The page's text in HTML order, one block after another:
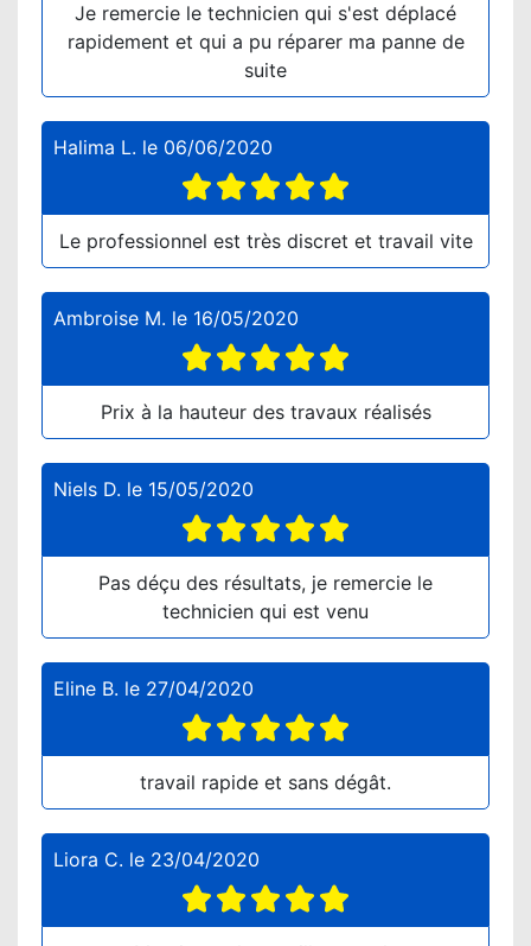
Je remercie le technicien qui s'est déplacé
rapidement et qui a pu réparer ma panne de
suite
Halima L. le 06/06/2020
Le professionnel est très discret et travail vite
Ambroise M. le 16/05/2020
Prix à la hauteur des travaux réalisés
Niels D. le 15/05/2020
Pas déçu des résultats, je remercie le
technicien qui est venu
Eline B. le 27/04/2020
travail rapide et sans dégât.
Liora C. le 23/04/2020